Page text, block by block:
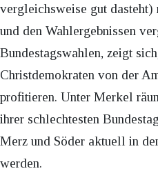
vergleichsweise gut
und den Wahlergebnissen
Bundestagswahlen, zeigt
Christdemokraten von der
profitieren. Unter Merkel
ihrer schlechtesten
Merz und Söder aktuell in
werden.